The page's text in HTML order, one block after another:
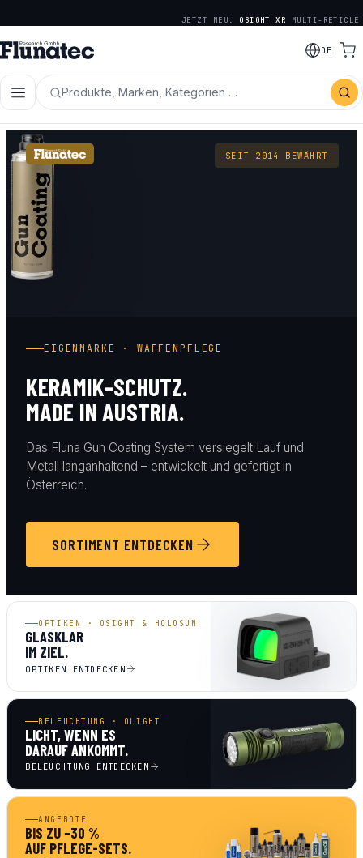
JETZT NEU: OSIGHT XR MULTI-RETICLE
DE
Produkte, Marken, Kategorien …
EIGENMARKE · WAFFENPFLEGE
KERAMIK-SCHUTZ.
MADE IN AUSTRIA.
Das Fluna Gun Coating System versiegelt Lauf und
Metall langanhaltend – entwickelt und gefertigt in
Österreich.
SORTIMENT ENTDECKEN
SEIT 2014 BEWÄHRT
OPTIKEN · OSIGHT & HOLOSUN
GLASKLAR
IM ZIEL.
OPTIKEN ENTDECKEN
BELEUCHTUNG · OLIGHT
LICHT, WENN ES
DARAUF ANKOMMT.
BELEUCHTUNG ENTDECKEN
ANGEBOTE
BIS ZU −30 %
AUF PFLEGE-SETS.